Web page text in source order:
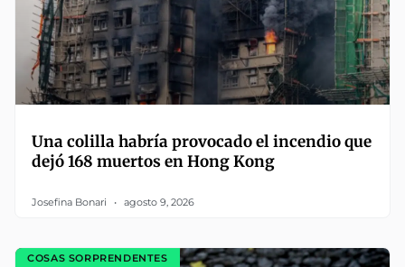
Una colilla habría provocado el incendio que
dejó 168 muertos en Hong Kong
Josefina Bonari agosto 9, 2026
COSAS SORPRENDENTES